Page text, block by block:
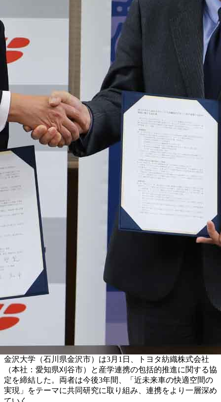
金沢大学（石川県金沢市）は3月1日、トヨタ紡織株式会社
（本社：愛知県刈谷市）と産学連携の包括的推進に関する協
定を締結した。両者は今後3年間、「近未来車の快適空間の
実現」をテーマに共同研究に取り組み、連携をより一層深め